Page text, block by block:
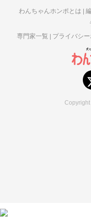
わんちゃんホンポとは
専門家一覧
プライバシ
Copyright